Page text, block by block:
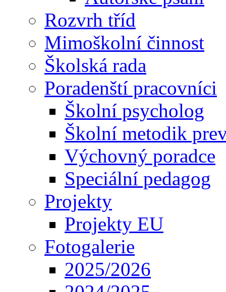
Rozvrh tříd
Mimoškolní činnost
Školská rada
Poradenští pracovníci
Školní psycholog
Školní metodik
Výchovný poradce
Speciální pedagog
Projekty
Projekty EU
Fotogalerie
2025/2026